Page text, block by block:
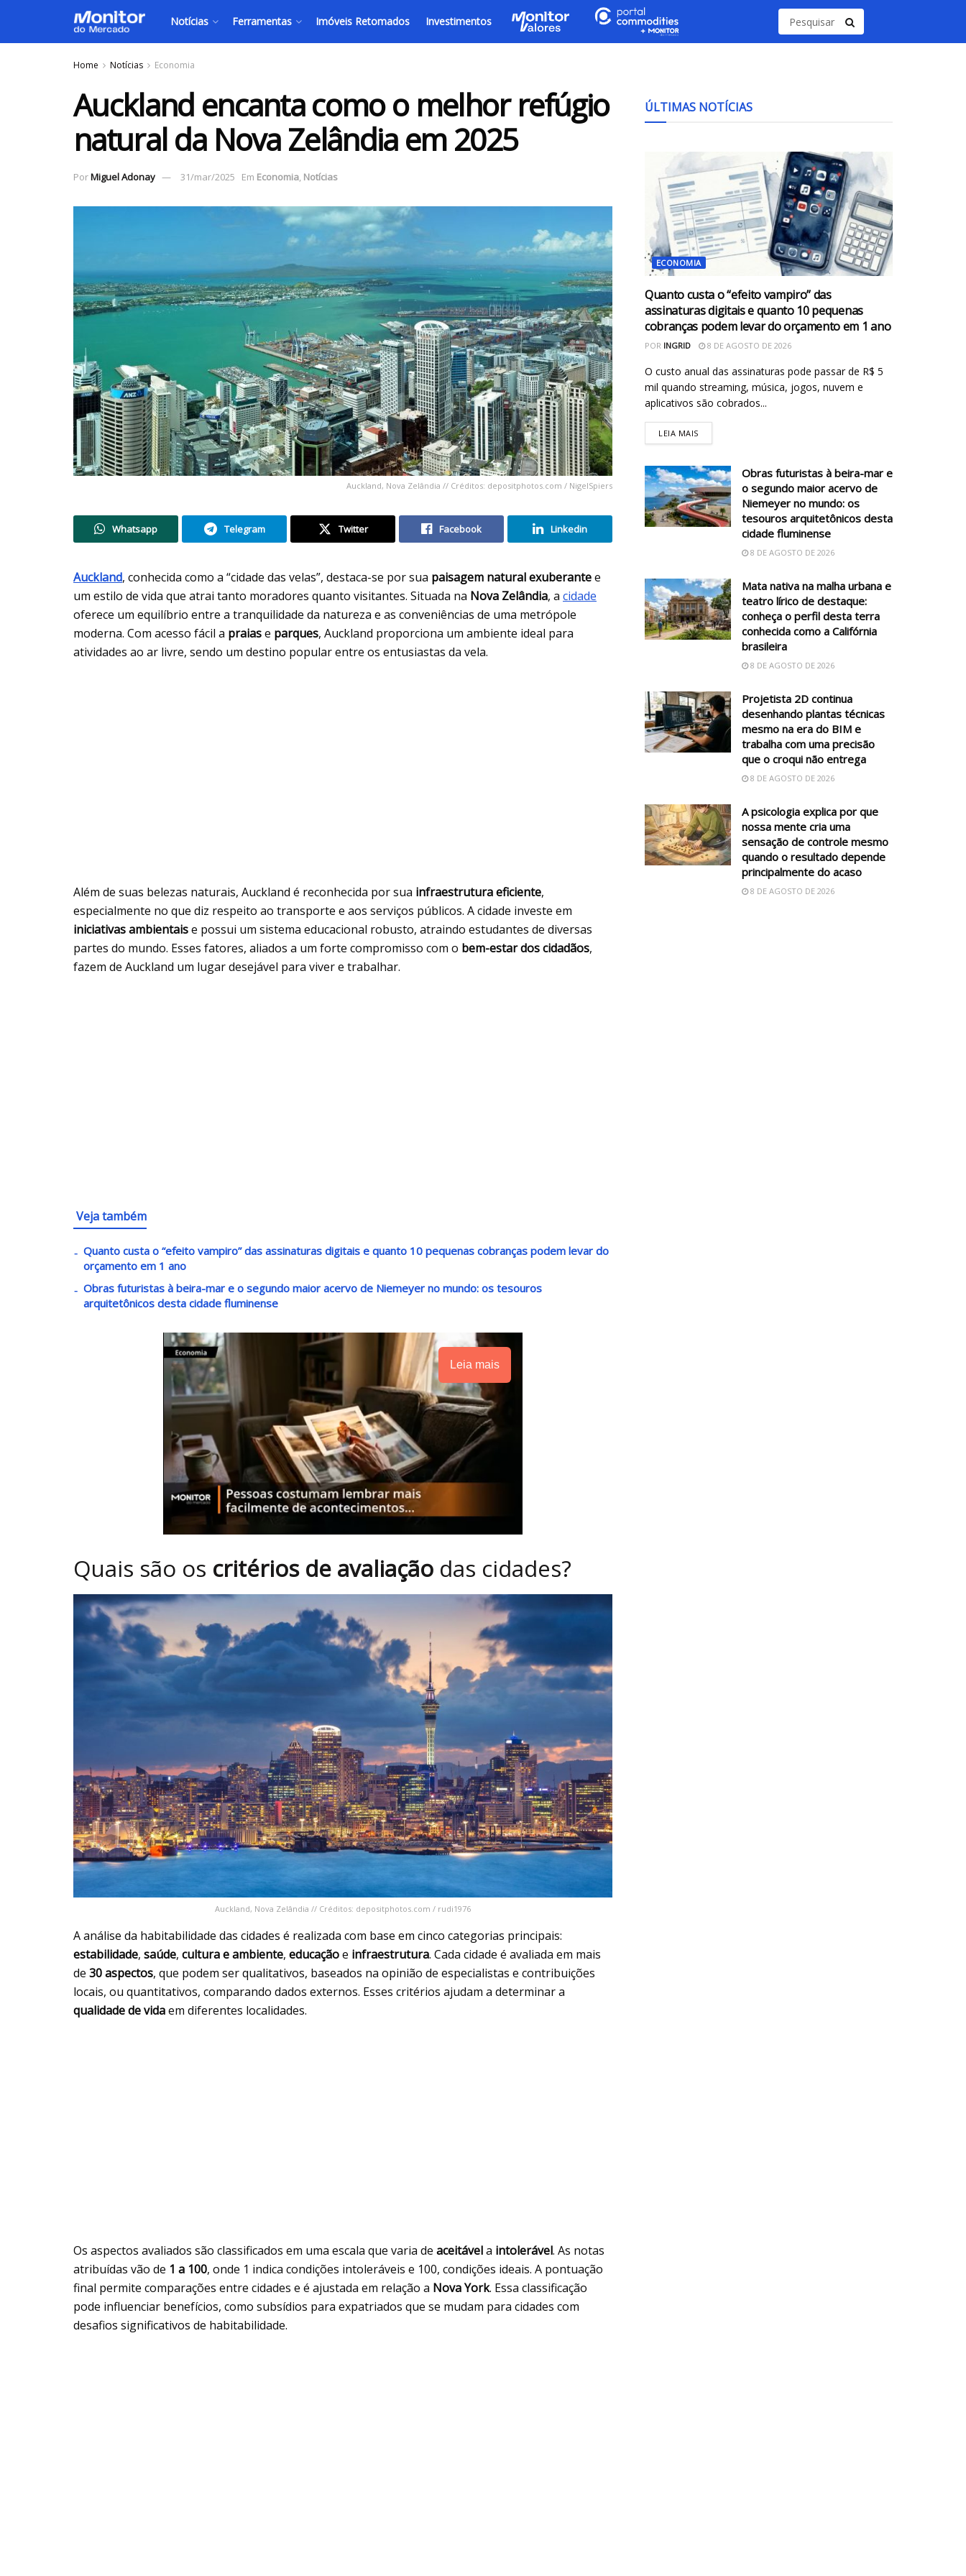
Notícias Ferramentas Imóveis Retomados Investimentos
Home Notícias Economia
Auckland encanta como o melhor refúgio
natural da Nova Zelândia em 2025
PorMiguel Adonay 31/mar/2025 Em Economia, Notícias
Auckland, Nova Zelândia // Créditos: depositphotos.com / NigelSpiers
Whatsapp Telegram Twitter Facebook Linkedin
Auckland, conhecida como a “cidade das velas”, destaca-se por sua paisagem natural exuberantee
um estilo de vida que atrai tanto moradores quanto visitantes. Situada na Nova Zelândia, a cidade
oferece um equilíbrio entre a tranquilidade da natureza e as conveniências de uma metrópole
moderna. Com acesso fácil a praiase parques, Auckland proporciona um ambiente ideal para
atividades ao ar livre, sendo um destino popular entre os entusiastas da vela.
Além de suas belezas naturais, Auckland é reconhecida por sua infraestrutura eficiente,
especialmente no que diz respeito ao transporte e aos serviços públicos. A cidade investe em
iniciativas ambientaise possui um sistema educacional robusto, atraindo estudantes de diversas
partes do mundo. Esses fatores, aliados a um forte compromisso com o bem-estar dos cidadãos,
fazem de Auckland um lugar desejável para viver e trabalhar.
Veja também
Quanto custa o “efeito vampiro” das assinaturas digitais e quanto 10 pequenas cobranças podem levar do
orçamento em 1 ano
Obras futuristas à beira-mar e o segundo maior acervo de Niemeyer no mundo: os tesouros
arquitetônicos desta cidade fluminense
Leia mais
Quais são os critérios de avaliação das cidades?
Auckland, Nova Zelândia // Créditos: depositphotos.com / rudi1976
A análise da habitabilidade das cidades é realizada com base em cinco categorias principais:
estabilidade, saúde, cultura e ambiente, educaçãoe infraestrutura. Cada cidade é avaliada em mais
de 30 aspectos, que podem ser qualitativos, baseados na opinião de especialistas e contribuições
locais, ou quantitativos, comparando dados externos. Esses critérios ajudam a determinar a
qualidade de vidaem diferentes localidades.
Os aspectos avaliados são classificados em uma escala que varia de aceitávela intolerável. As notas
atribuídas vão de 1 a 100, onde 1 indica condições intoleráveis e 100, condições ideais. A pontuação
final permite comparações entre cidades e é ajustada em relação a Nova York. Essa classificação
pode influenciar benefícios, como subsídios para expatriados que se mudam para cidades com
desafios significativos de habitabilidade.
ÚLTIMAS NOTÍCIAS
ECONOMIA
Quanto custa o “efeito vampiro” das
assinaturas digitais e quanto 10 pequenas
cobranças podem levar do orçamento em 1 ano
POR INGRID 8 DE AGOSTO DE 2026
O custo anual das assinaturas pode passar de R$ 5
mil quando streaming, música, jogos, nuvem e
aplicativos são cobrados...
LEIA MAIS
Obras futuristas à beira-mar e
o segundo maior acervo de
Niemeyer no mundo: os
tesouros arquitetônicos desta
cidade fluminense
8 DE AGOSTO DE 2026
Mata nativa na malha urbana e
teatro lírico de destaque:
conheça o perfil desta terra
conhecida como a Califórnia
brasileira
8 DE AGOSTO DE 2026
Projetista 2D continua
desenhando plantas técnicas
mesmo na era do BIM e
trabalha com uma precisão
que o croqui não entrega
8 DE AGOSTO DE 2026
A psicologia explica por que
nossa mente cria uma
sensação de controle mesmo
quando o resultado depende
principalmente do acaso
8 DE AGOSTO DE 2026